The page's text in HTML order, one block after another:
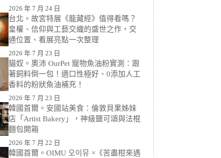
2026 年 7 月 24 日
台北。故宮特展《龍藏經》值得看嗎？
皇權、信仰與工藝交織的盛世之作，交
通位置、看展亮點一次整理
2026 年 7 月 23 日
貓奴。奧沛 OurPet 寵物魚油粉實測：跟
著飼料倒一包！適口性極好、0添加人工
香料的粉狀魚油補充！
2026 年 7 月 23 日
韓國首爾。安國站美食：倫敦貝果姊妹
店「Artist Bakery」，神級鹽可頌與法棍
麵包開箱
2026 年 7 月 22 日
韓國首爾。OIMU 오이뮤 ×《苦盡柑來遇